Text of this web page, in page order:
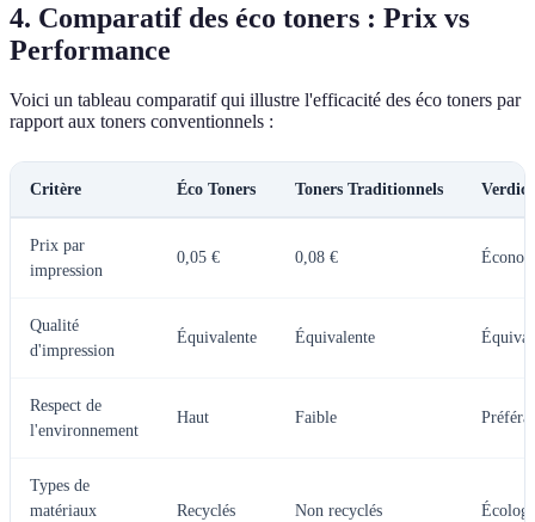
4. Comparatif des éco toners : Prix vs
Performance
Voici un tableau comparatif qui illustre l'efficacité des éco toners par
rapport aux toners conventionnels :
Critère Éco Toners Toners Traditionnels Verdict
Prix par
impression
0,05 € 0,08 €
Qualité
d'impression
Équivalente Équivalente
Respect de
l'environnement
Haut Faible
Types de
matériaux
Recyclés Non recyclés